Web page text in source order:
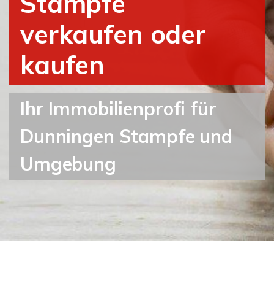
verkaufen oder
kaufen
Ihr Immobilienprofi für
Dunningen Stampfe und
Umgebung